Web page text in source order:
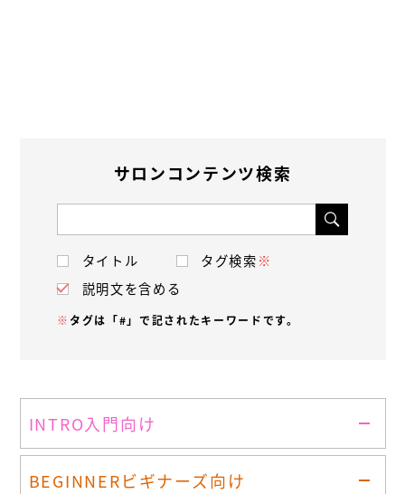
サロンコンテンツ検索
タイトル タグ検索※
説明文を含める
※ タグは「#」で記されたキーワードです。
INTRO入門向け
BEGINNERビギナーズ向け